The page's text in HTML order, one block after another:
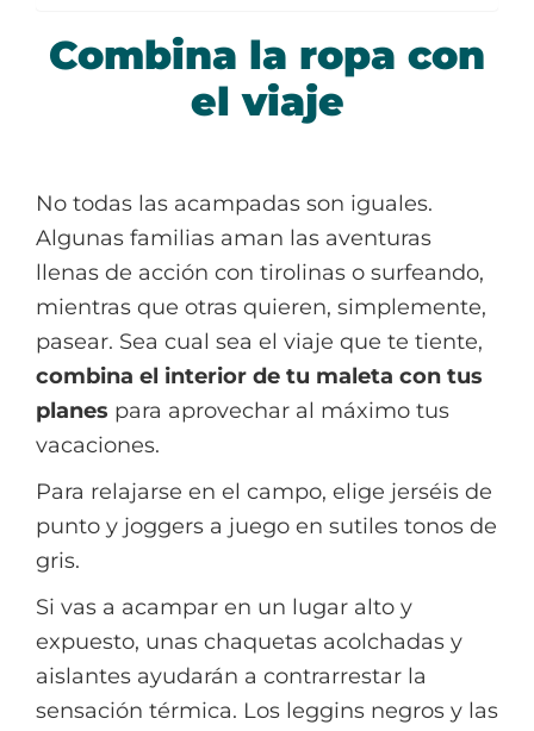
Combina la ropa con
el viaje
No todas las acampadas son iguales.
Algunas familias aman las aventuras
llenas de acción con tirolinas o surfeando,
mientras que otras quieren, simplemente,
pasear. Sea cual sea el viaje que te tiente,
combina el interior de tu maleta con tus
planes para aprovechar al máximo tus
vacaciones.
Para relajarse en el campo, elige jerséis de
punto y joggers a juego en sutiles tonos de
gris.
Si vas a acampar en un lugar alto y
expuesto, unas chaquetas acolchadas y
aislantes ayudarán a contrarrestar la
sensación térmica. Los leggins negros y las